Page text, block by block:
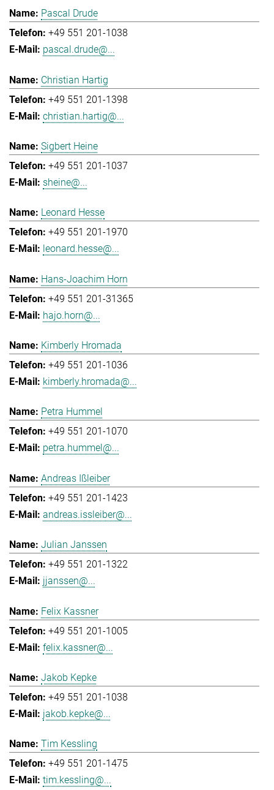
Pascal Drude
+49 551 201-1038
pascal.drude@...
Christian Hartig
+49 551 201-1398
christian.hartig@...
Sigbert Heine
+49 551 201-1037
sheine@...
Leonard Hesse
+49 551 201-1970
leonard.hesse@...
Hans-Joachim Horn
+49 551 201-31365
hajo.horn@...
Kimberly Hromada
+49 551 201-1036
kimberly.hromada@...
Petra Hummel
+49 551 201-1070
petra.hummel@...
Andreas Ißleiber
+49 551 201-1423
andreas.issleiber@...
Julian Janssen
+49 551 201-1322
jjanssen@...
Felix Kassner
+49 551 201-1005
felix.kassner@...
Jakob Kepke
+49 551 201-1038
jakob.kepke@...
Tim Kessling
+49 551 201-1475
tim.kessling@...